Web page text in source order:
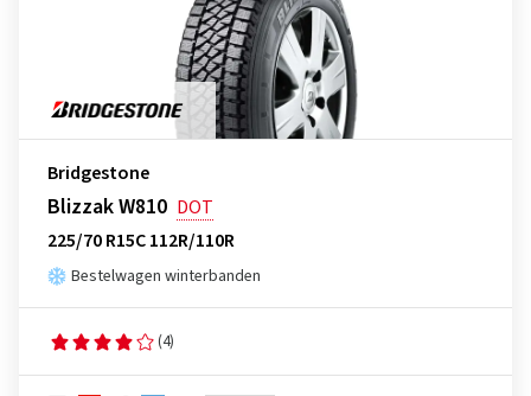
Bridgestone
Blizzak W810 DOT
225/70 R15C 112R/110R
Bestelwagen winterbanden
(4)